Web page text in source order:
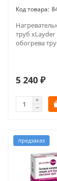
труб xLayder
обогрева
5 240 ₽
предзаказ